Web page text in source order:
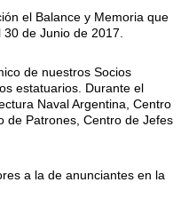
el Balance y Memoria que
de Junio de 2017.
de nuestros Socios
estatuarios. Durante el
Naval Argentina, Centro
de Patrones, Centro de Jefes
a la de anunciantes en la